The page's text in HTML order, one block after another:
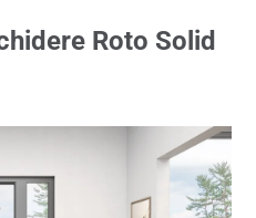
Roto Solid